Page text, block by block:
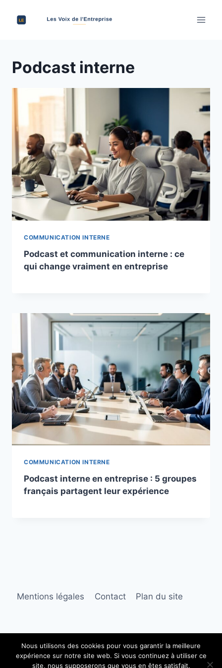
Podcast interne
COMMUNICATION INTERNE
Podcast et communication interne : ce
qui change vraiment en entreprise
COMMUNICATION INTERNE
Podcast interne en entreprise : 5 groupes
français partagent leur expérience
Mentions légales Contact Plan du site
© 2026 Les Voix de l'Entreprise
Nous utilisons des cookies pour vous garantir la meilleure
expérience sur notre site web. Si vous continuez à utiliser ce
site, nous supposerons que vous en êtes satisfait.